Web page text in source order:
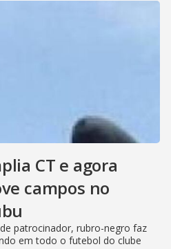
CT e agora
campos no
patrocinador, rubro-negro faz
em todo o futebol do clube